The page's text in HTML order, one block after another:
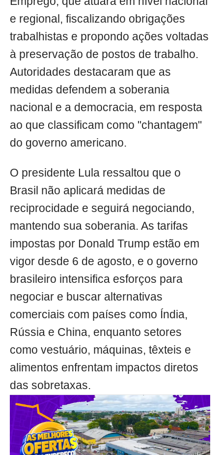
e regional, fiscalizando obrigações
trabalhistas e propondo ações voltadas
à preservação de postos de trabalho.
Autoridades destacaram que as
medidas defendem a soberania
nacional e a democracia, em resposta
ao que classificam como "chantagem"
do governo americano.
O presidente Lula ressaltou que o
Brasil não aplicará medidas de
reciprocidade e seguirá negociando,
mantendo sua soberania. As tarifas
impostas por Donald Trump estão em
vigor desde 6 de agosto, e o governo
brasileiro intensifica esforços para
negociar e buscar alternativas
comerciais com países como Índia,
Rússia e China, enquanto setores
como vestuário, máquinas, têxteis e
alimentos enfrentam impactos diretos
das sobretaxas.